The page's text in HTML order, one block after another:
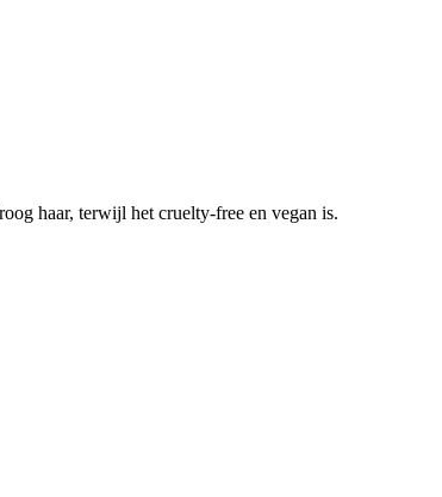
haar, terwijl het cruelty-free en vegan is.